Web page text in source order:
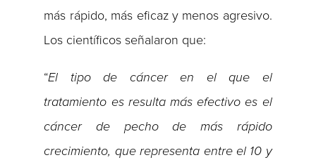
más rápido, más eficaz y menos agresivo.
Los científicos señalaron que:
“El tipo de cáncer en el que el
tratamiento es resulta más efectivo es el
cáncer de pecho de más rápido
crecimiento, que representa entre el 10 y